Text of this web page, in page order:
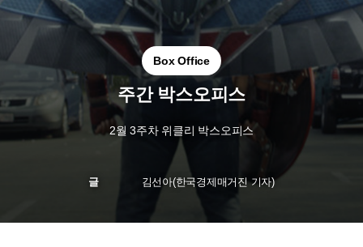
주간 박스오피스
2월 3주차 위클리 박스오피스
김선아(한국경제매거진 기자)
2025년 2월 셋째 주 국내 박스오피스 1위는 <캡틴 아메리카:
브레이브 뉴 월드>가 차지했다. 2월 12일 개봉한 이 영화는
누적 관객을 동원하며 압도적인 성적을 기록했다. 캡틴 아메